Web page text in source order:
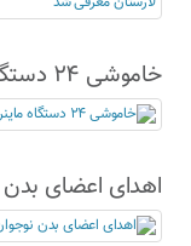
خاموشی ۲۴ دستگاه ماینر فاقد مجوز در لامرد
اهدای اعضای بدن
نیازمند شد